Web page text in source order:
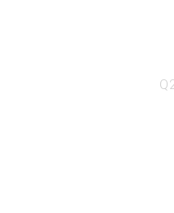
warnings/home?